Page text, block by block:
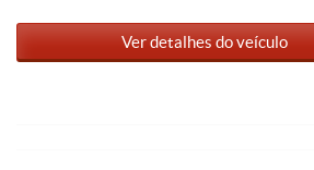
Ver detalhes do veículo